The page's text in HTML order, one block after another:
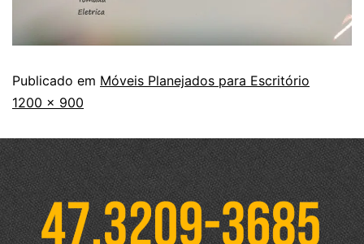
Publicado em Móveis Planejados para Escritório
1200 × 900